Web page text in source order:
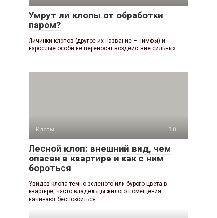
Умрут ли клопы от обработки
паром?
Личинки клопов (другое их название – нимфы) и
взрослые особи не переносят воздействие сильных
Клопы 0
Лесной клоп: внешний вид, чем
опасен в квартире и как с ним
бороться
Увидев клопа темно-зеленого или бурого цвета в
квартире, часто владельцы жилого помещения
начинают беспокоиться